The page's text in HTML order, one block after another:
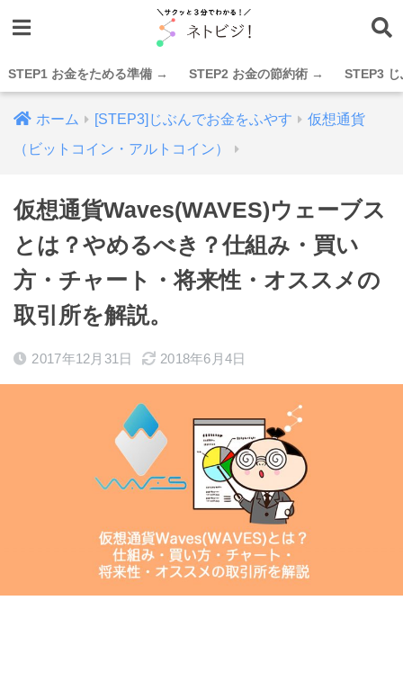
STEP1 お金をためる準備 → STEP2 お金の節約術 → STEP3
ホーム [STEP3]じぶんでお金をふやす
仮想通貨
（ビットコイン・アルトコイン）
仮想通貨Waves(WAVES)ウェーブス
とは？やめるべき？仕組み・買い
方・チャート・将来性・オススメの
取引所を解説。
2017年12月31日 2018年6月4日